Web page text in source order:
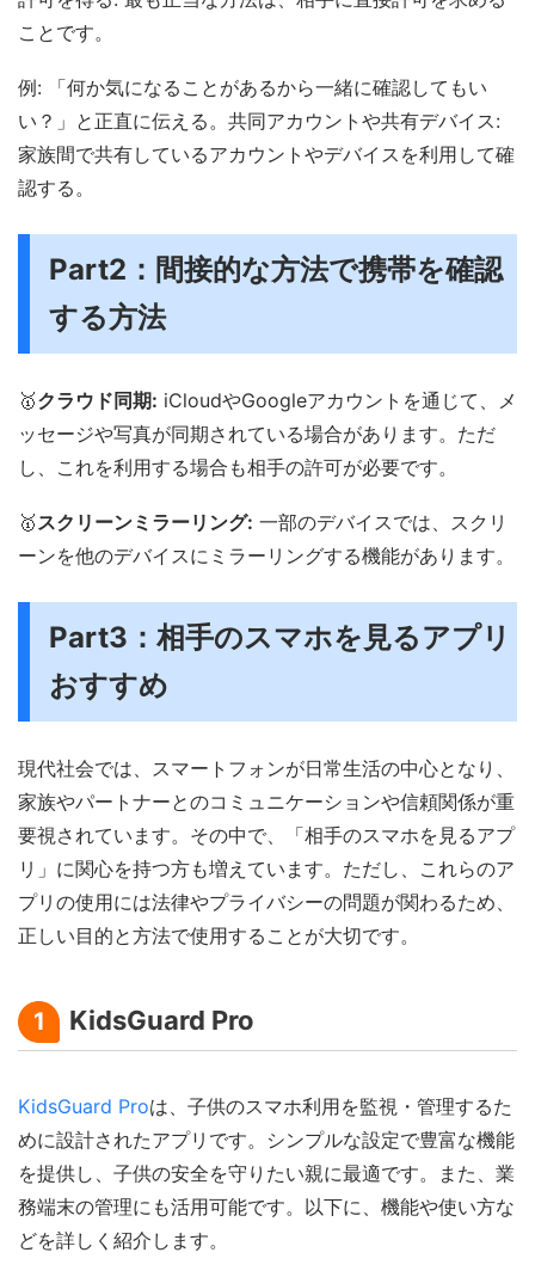
ことです。
例: 「何か気になることがあるから一緒に確認してもい
い？」と正直に伝える。共同アカウントや共有デバイス:
家族間で共有しているアカウントやデバイスを利用して確
認する。
Part2：間接的な方法で携帯を確認
する方法
🥇クラウド同期: iCloudやGoogleアカウントを通じて、メ
ッセージや写真が同期されている場合があります。ただ
し、これを利用する場合も相手の許可が必要です。
🥇スクリーンミラーリング: 一部のデバイスでは、スクリ
ーンを他のデバイスにミラーリングする機能があります。
Part3：相手のスマホを見るアプリ
おすすめ
現代社会では、スマートフォンが日常生活の中心となり、
家族やパートナーとのコミュニケーションや信頼関係が重
要視されています。その中で、「相手のスマホを見るアプ
リ」に関心を持つ方も増えています。ただし、これらのア
プリの使用には法律やプライバシーの問題が関わるため、
正しい目的と方法で使用することが大切です。
1 KidsGuard Pro
KidsGuard Proは、子供のスマホ利用を監視・管理するた
めに設計されたアプリです。シンプルな設定で豊富な機能
を提供し、子供の安全を守りたい親に最適です。また、業
務端末の管理にも活用可能です。以下に、機能や使い方な
どを詳しく紹介します。